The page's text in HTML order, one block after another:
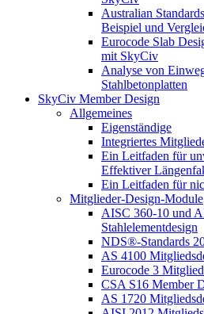
Australian
Beispiel und
Eurocode Slab
mit SkyCiv
Analyse von
Stahlbetonplatten
SkyCiv Member Design
Allgemeines
Eigenständige
Integriertes
Ein Leitfaden für
Effektiver
Ein Leitfaden für
Mitglieder-Design-Module
AISC 360-10 und
Stahlelementdesign
NDS®-Standards
AS 4100
Eurocode 3
CSA S16 Member
AS 1720